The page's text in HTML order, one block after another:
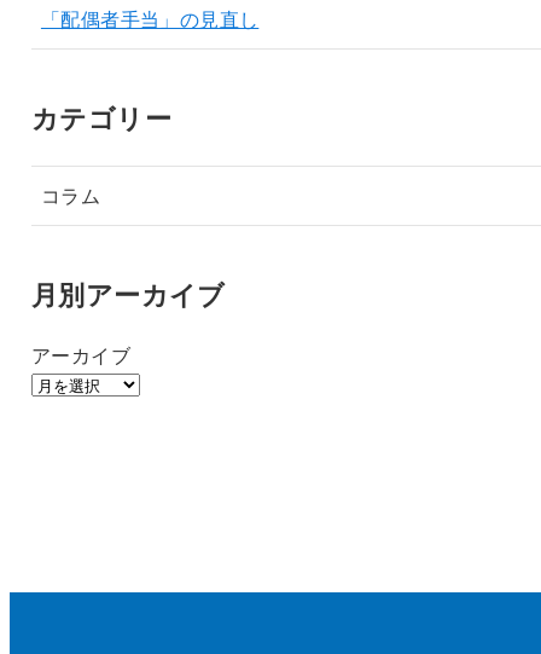
「配偶者手当」の見直し
カテゴリー
コラム
月別アーカイブ
アーカイブ